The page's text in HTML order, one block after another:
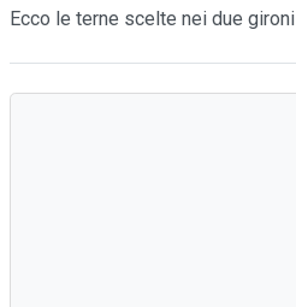
Ecco le terne scelte nei due gironi